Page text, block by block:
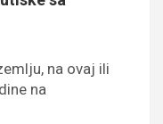
na ovaj ili
na